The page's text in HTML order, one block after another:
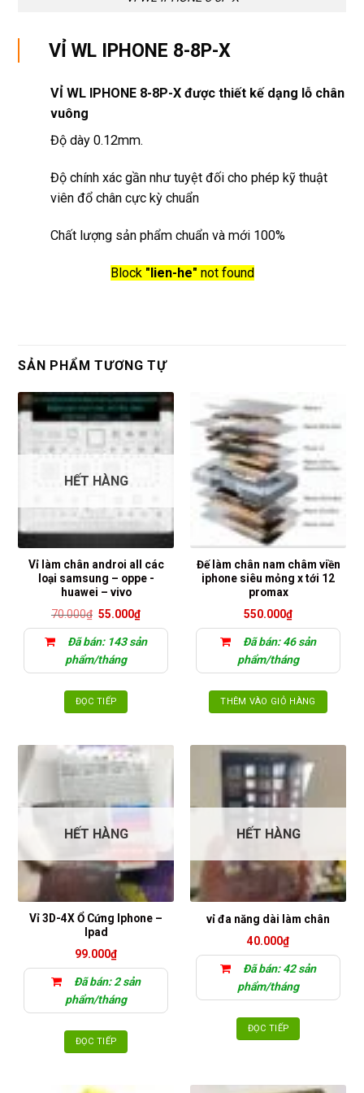
VỈ WL IPHONE 8-8P-X
VỈ WL IPHONE 8-8P-X được thiết kế dạng lỗ chân
vuông
Độ dày 0.12mm.
Độ chính xác gần như tuyệt đối cho phép kỹ thuật
viên đổ chân cực kỳ chuẩn
Chất lượng sản phẩm chuẩn và mới 100%
Block "lien-he" not found
SẢN PHẨM TƯƠNG TỰ
HẾT HÀNG
Vỉ làm chân androi all các
loại samsung – oppe -
huawei – vivo
70.000₫ Giá
70.000₫.
55.000₫Giá
tại
là:
Đã bán: 143 sản
phẩm/tháng
ĐỌC TIẾP
Đế làm chân nam châm viền
iphone siêu mỏng x tới 12
promax
550.000₫
Đã bán: 46 sản
phẩm/tháng
THÊM VÀO GIỎ HÀNG
HẾT HÀNG
Vỉ 3D-4X Ổ Cứng Iphone –
Ipad
99.000₫
Đã bán: 2 sản
phẩm/tháng
ĐỌC TIẾP
HẾT HÀNG
vỉ đa năng dài làm chân
40.000₫
Đã bán: 42 sản
phẩm/tháng
ĐỌC TIẾP